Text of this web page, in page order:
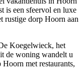
is een sfeervol en luxe
rustige dorp Hoorn aan
Koegelwieck, het
de woning wandelt u
met restaurants,